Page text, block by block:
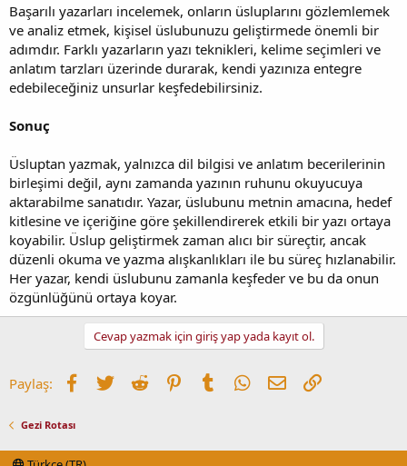
Başarılı yazarları incelemek, onların üsluplarını gözlemlemek
ve analiz etmek, kişisel üslubunuzu geliştirmede önemli bir
adımdır. Farklı yazarların yazı teknikleri, kelime seçimleri ve
anlatım tarzları üzerinde durarak, kendi yazınıza entegre
edebileceğiniz unsurlar keşfedebilirsiniz.
Sonuç
Üsluptan yazmak, yalnızca dil bilgisi ve anlatım becerilerinin
birleşimi değil, aynı zamanda yazının ruhunu okuyucuya
aktarabilme sanatıdır. Yazar, üslubunu metnin amacına, hedef
kitlesine ve içeriğine göre şekillendirerek etkili bir yazı ortaya
koyabilir. Üslup geliştirmek zaman alıcı bir süreçtir, ancak
düzenli okuma ve yazma alışkanlıkları ile bu süreç hızlanabilir.
Her yazar, kendi üslubunu zamanla keşfeder ve bu da onun
özgünlüğünü ortaya koyar.
Cevap yazmak için giriş yap yada kayıt ol.
Paylaş: Facebook
TwitterReddit PinterestTumblrWhatsApp
E-postaLink
Gezi Rotası